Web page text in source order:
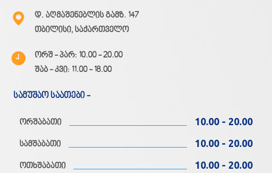
დ. აღმაშენებლის გამზ. 147
თბილისი, საქართველო
ორშ - პარ: 10.00 - 20.00
შაბ - კვი: 11.00 - 18.00
სამუშაო საათები -
ორშაბათი 10.00 - 20.00
სამშაბათი 10.00 - 20.00
ოთხშაბათი 10.00 - 20.00